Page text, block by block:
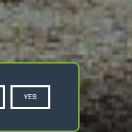
YES
prywatności